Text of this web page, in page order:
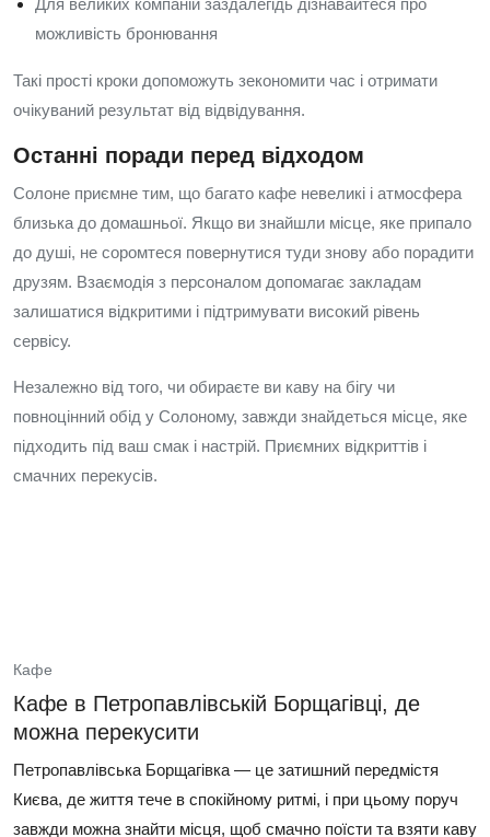
Для великих компаній заздалегідь дізнавайтеся про
можливість бронювання
Такі прості кроки допоможуть зекономити час і отримати
очікуваний результат від відвідування.
Останні поради перед відходом
Солоне приємне тим, що багато кафе невеликі і атмосфера
близька до домашньої. Якщо ви знайшли місце, яке припало
до душі, не соромтеся повернутися туди знову або порадити
друзям. Взаємодія з персоналом допомагає закладам
залишатися відкритими і підтримувати високий рівень
сервісу.
Незалежно від того, чи обираєте ви каву на бігу чи
повноцінний обід у Солоному, завжди знайдеться місце, яке
підходить під ваш смак і настрій. Приємних відкриттів і
смачних перекусів.
Кафе
Кафе в Петропавлівській Борщагівці, де
можна перекусити
Петропавлівська Борщагівка — це затишний передмістя
Києва, де життя тече в спокійному ритмі, і при цьому поруч
завжди можна знайти місця, щоб смачно поїсти та взяти каву